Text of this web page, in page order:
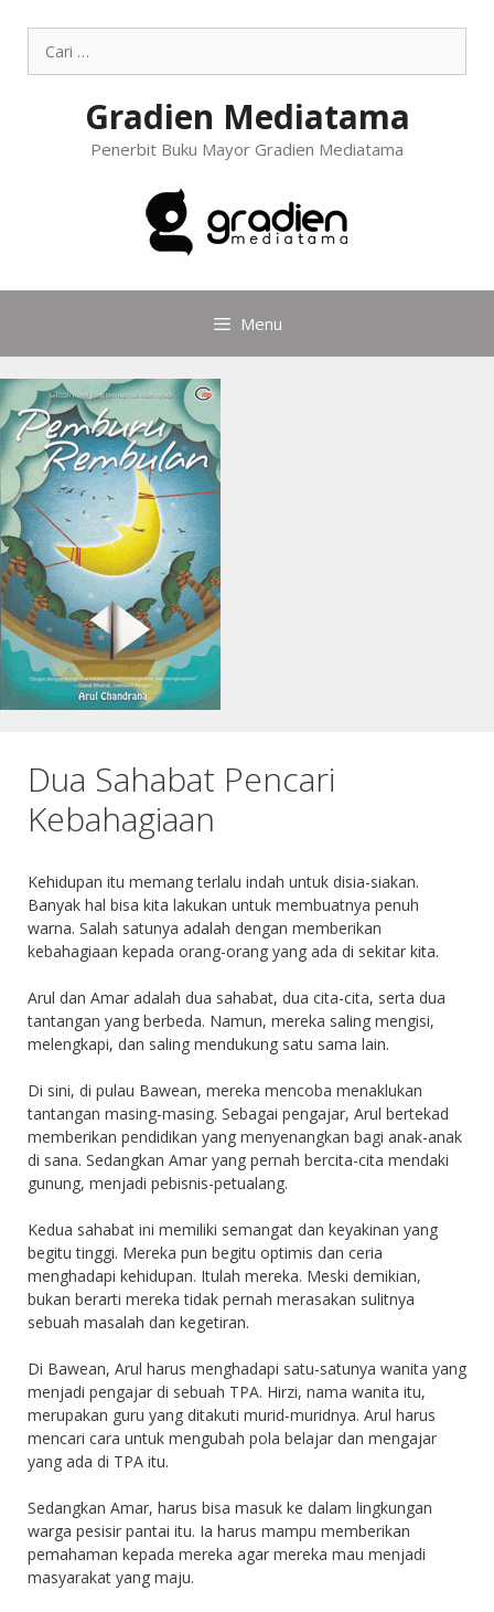
Gradien Mediatama
Penerbit Buku Mayor Gradien Mediatama
Menu
Dua Sahabat Pencari
Kebahagiaan
Kehidupan itu memang terlalu indah untuk disia-siakan.
Banyak hal bisa kita lakukan untuk membuatnya penuh
warna. Salah satunya adalah dengan memberikan
kebahagiaan kepada orang-orang yang ada di sekitar kita.
Arul dan Amar adalah dua sahabat, dua cita-cita, serta dua
tantangan yang berbeda. Namun, mereka saling mengisi,
melengkapi, dan saling mendukung satu sama lain.
Di sini, di pulau Bawean, mereka mencoba menaklukan
tantangan masing-masing. Sebagai pengajar, Arul bertekad
memberikan pendidikan yang menyenangkan bagi anak-anak
di sana. Sedangkan Amar yang pernah bercita-cita mendaki
gunung, menjadi pebisnis-petualang.
Kedua sahabat ini memiliki semangat dan keyakinan yang
begitu tinggi. Mereka pun begitu optimis dan ceria
menghadapi kehidupan. Itulah mereka. Meski demikian,
bukan berarti mereka tidak pernah merasakan sulitnya
sebuah masalah dan kegetiran.
Di Bawean, Arul harus menghadapi satu-satunya wanita yang
menjadi pengajar di sebuah TPA. Hirzi, nama wanita itu,
merupakan guru yang ditakuti murid-muridnya. Arul harus
mencari cara untuk mengubah pola belajar dan mengajar
yang ada di TPA itu.
Sedangkan Amar, harus bisa masuk ke dalam lingkungan
warga pesisir pantai itu. Ia harus mampu memberikan
pemahaman kepada mereka agar mereka mau menjadi
masyarakat yang maju.